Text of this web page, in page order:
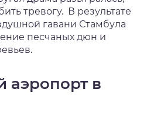
тревогу. В результате
гавани Стамбула
песчаных дюн и
аэропорт в